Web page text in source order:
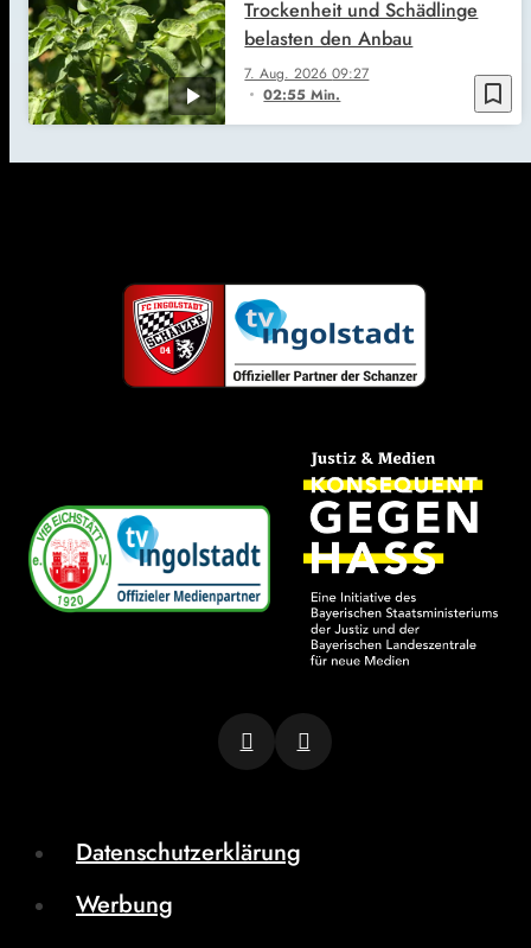
bookmark_border
7. Aug. 202609:27
02:55 Min.
Trockenheit und Schädlinge
belasten den Anbau
Datenschutzerklärung
Werbung